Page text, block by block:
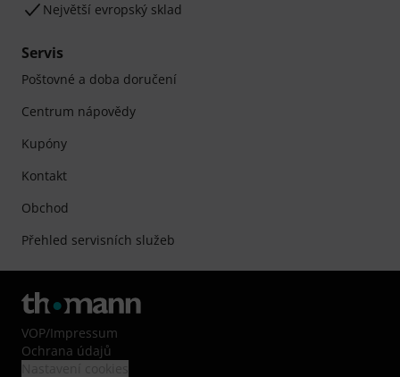
Největší evropský sklad
Servis
Poštovné a doba doručení
Centrum nápovědy
Kupóny
Kontakt
Obchod
Přehled servisních služeb
VOP/Impressum
Ochrana údajů